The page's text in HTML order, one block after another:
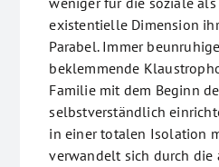
existentielle Dimension
Parabel. Immer
beklemmende
Familie mit dem Beginn
selbstverständlich
in einer totalen Isolation
verwandelt sich durch die